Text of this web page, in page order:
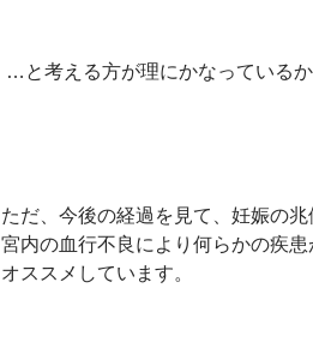
…と考える方が理にかなっているか
ただ、今後の経過を見て、妊娠の
宮内の血行不良により何らかの疾
オススメしています。